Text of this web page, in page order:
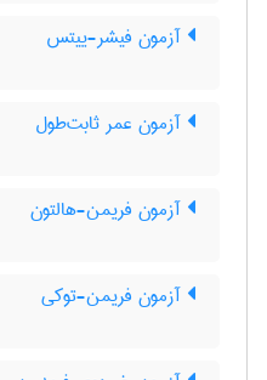
آزمون فیشر-ییتس
آزمون عمر ثابت‌طول
آزمون فریمن-هالتون
آزمون فریمن-توکی